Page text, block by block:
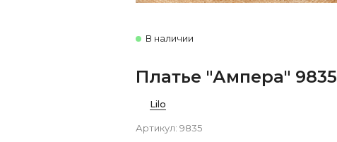
В наличии
Платье "Ампера" 9835
Lilo
Артикул: 9835